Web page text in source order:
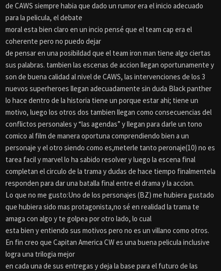
de CAWS siempre habia que dado un rumor era el inicio adecuado
para la pelicula, el debate
moral esta bien claro en un incio pensé que el team cap era el
coherente pero no puedo dejar
de pensar en una posibildad que el team iron man tiene algo ciertas
sus palabras. tambien las escenas de accion llegan oportunamente y
son de buena calidad al nivel de CAWS, las intervenciones de los 3
nuevos superheroes llegan adecuadamente sin duda Black panther
lo hace dentro de la historia tiene un porque estar ahi; tiene un
motivo, luego los otros dos tambien llegan como consecuencias del
conflictos personales y “las agendas” y llegan para darle un tono
comico al film de manera oportuna comprendiendo bien a un
personaje y el otro siendo como es,meterle tanto peronaje(10) no es
tarea facil y marvel lo ha sabido resolver y luego la escena final
completan el circulo de la trama y dudas de hace tiempo finalmentela
responden para dar una batalla final entre el drama y la accion.
Lo que no me gusto:Uno de los personajes (BZ) me hubiera gustado
que hubiera sido mas protagonista,no sé en realidad la trama te
amaga con algo y te golpea por otro lado, lo cual
esta bien y entiendo sus motivos pero no es un villano como otros.
En fin creo que Capitan America CW es una buena pelicula inclusive
logra una trilogia mejor
en cada una de sus entregas y deja la base para el futuro de las